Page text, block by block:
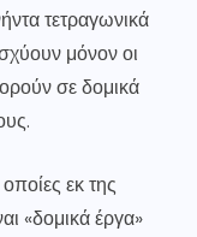
τετραγωνικά
μόνον οι
σε δομικά
εκ της
«δομικά έργα»